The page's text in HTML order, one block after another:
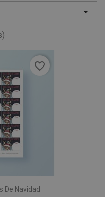

De Navidad
favorite_border